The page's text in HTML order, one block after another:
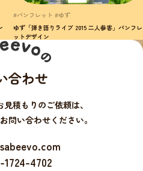
#パンフレット #ゆず
ゆず「弾き語りライブ 2015 二人参客」パンフレ
ットデザイン
合わせ
積もりのご依頼は、
問い合わせください。
1724-4702